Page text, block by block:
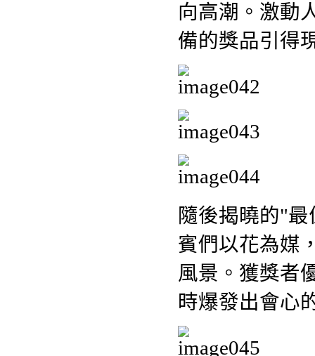
向高潮。激動
備的獎品引得
隨後揭曉的"
賓們以花為媒
風景。獲獎者
時爆發出會心